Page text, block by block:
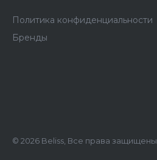
Политика конфиденциальности
Бренды
© 2026 Beliss, Все права защищены